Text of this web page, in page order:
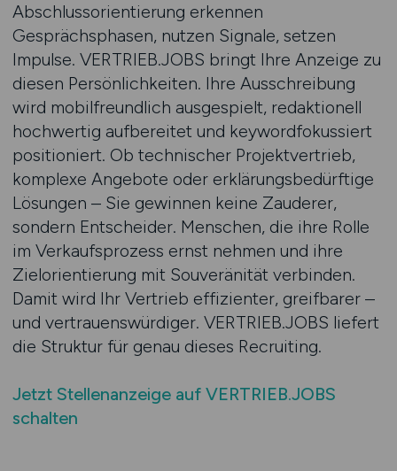
Abschlussorientierung erkennen
Gesprächsphasen, nutzen Signale, setzen
Impulse. VERTRIEB.JOBS bringt Ihre Anzeige zu
diesen Persönlichkeiten. Ihre Ausschreibung
wird mobilfreundlich ausgespielt, redaktionell
hochwertig aufbereitet und keywordfokussiert
positioniert. Ob technischer Projektvertrieb,
komplexe Angebote oder erklärungsbedürftige
Lösungen – Sie gewinnen keine Zauderer,
sondern Entscheider. Menschen, die ihre Rolle
im Verkaufsprozess ernst nehmen und ihre
Zielorientierung mit Souveränität verbinden.
Damit wird Ihr Vertrieb effizienter, greifbarer –
und vertrauenswürdiger. VERTRIEB.JOBS liefert
die Struktur für genau dieses Recruiting.
Jetzt Stellenanzeige auf VERTRIEB.JOBS
schalten